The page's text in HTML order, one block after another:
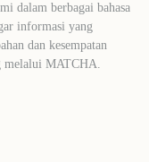
dalam berbagai bahasa
informasi yang
dan kesempatan
melalui MATCHA.